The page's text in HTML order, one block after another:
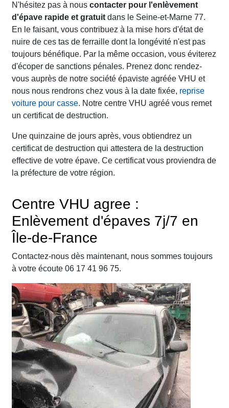
N'hésitez pas à nous contacter pour l'enlèvement
d'épave rapide et gratuit dans le Seine-et-Marne 77.
En le faisant, vous contribuez à la mise hors d'état de
nuire de ces tas de ferraille dont la longévité n'est pas
toujours bénéfique. Par la même occasion, vous éviterez
d'écoper de sanctions pénales. Prenez donc rendez-
vous auprès de notre société épaviste agréée VHU et
nous nous rendrons chez vous à la date fixée, reprise
voiture pour casse. Notre centre VHU agréé vous remet
un certificat de destruction.
Une quinzaine de jours après, vous obtiendrez un
certificat de destruction qui attestera de la destruction
effective de votre épave. Ce certificat vous proviendra de
la préfecture de votre région.
Centre VHU agree :
Enlèvement d'épaves 7j/7 en
Île-de-France
Contactez-nous dès maintenant, nous sommes toujours
à votre écoute 06 17 41 96 75.